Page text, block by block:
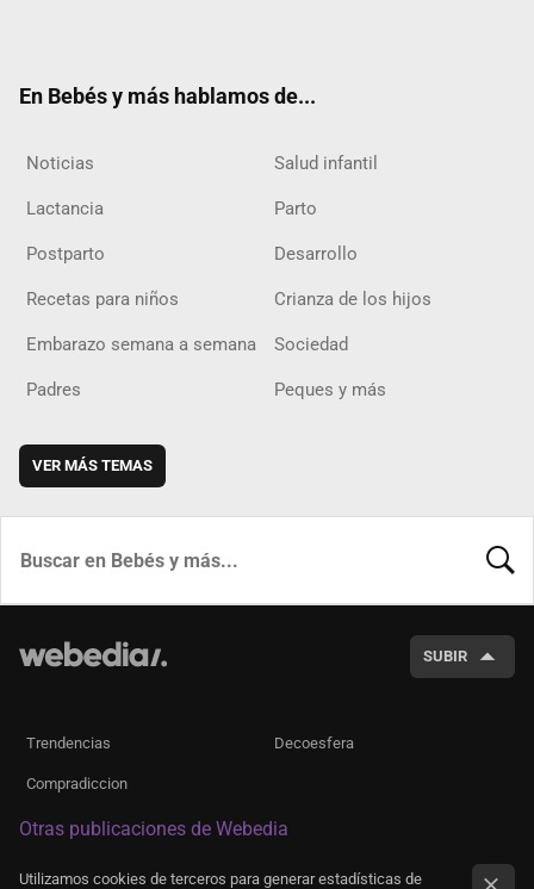
En Bebés y más hablamos de...
Noticias Salud infantil
Lactancia Parto
Postparto Desarrollo
Recetas para niños Crianza de los hijos
Embarazo semana a semana Sociedad
Padres Peques y más
VER MÁS TEMAS
SUBIR
Trendencias Decoesfera
Compradiccion
Otras publicaciones de Webedia
Utilizamos cookies de terceros para generar estadísticas de